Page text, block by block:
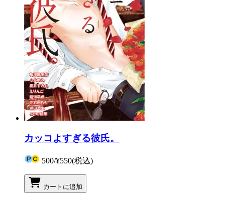
カッコよすぎる彼氏。
500/¥550(税込)
カートに追加